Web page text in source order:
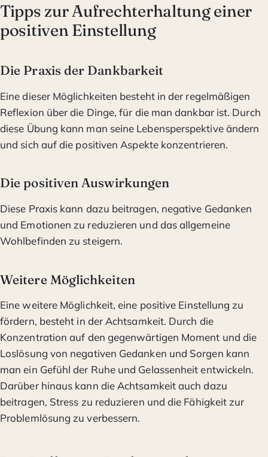
Tipps zur Aufrechterhaltung einer
positiven Einstellung
Die Praxis der Dankbarkeit
Eine dieser Möglichkeiten besteht in der regelmäßigen
Reflexion über die Dinge, für die man dankbar ist. Durch
diese Übung kann man seine Lebensperspektive ändern
und sich auf die positiven Aspekte konzentrieren.
Die positiven Auswirkungen
Diese Praxis kann dazu beitragen, negative Gedanken
und Emotionen zu reduzieren und das allgemeine
Wohlbefinden zu steigern.
Weitere Möglichkeiten
Eine weitere Möglichkeit, eine positive Einstellung zu
fördern, besteht in der Achtsamkeit. Durch die
Konzentration auf den gegenwärtigen Moment und die
Loslösung von negativen Gedanken und Sorgen kann
man ein Gefühl der Ruhe und Gelassenheit entwickeln.
Darüber hinaus kann die Achtsamkeit auch dazu
beitragen, Stress zu reduzieren und die Fähigkeit zur
Problemlösung zu verbessern.